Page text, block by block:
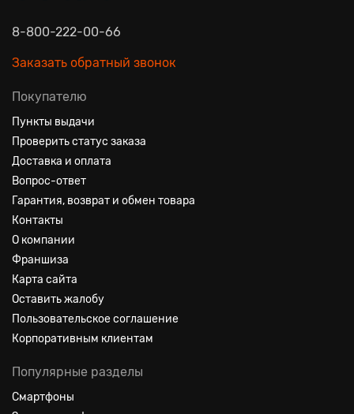
8-800-222-00-66
Заказать обратный звонок
Покупателю
Пункты выдачи
Проверить статус заказа
Доставка и оплата
Вопрос-ответ
Гарантия, возврат и обмен товара
Контакты
О компании
Франшиза
Карта сайта
Оставить жалобу
Пользовательское соглашение
Корпоративным клиентам
Популярные разделы
Смартфоны